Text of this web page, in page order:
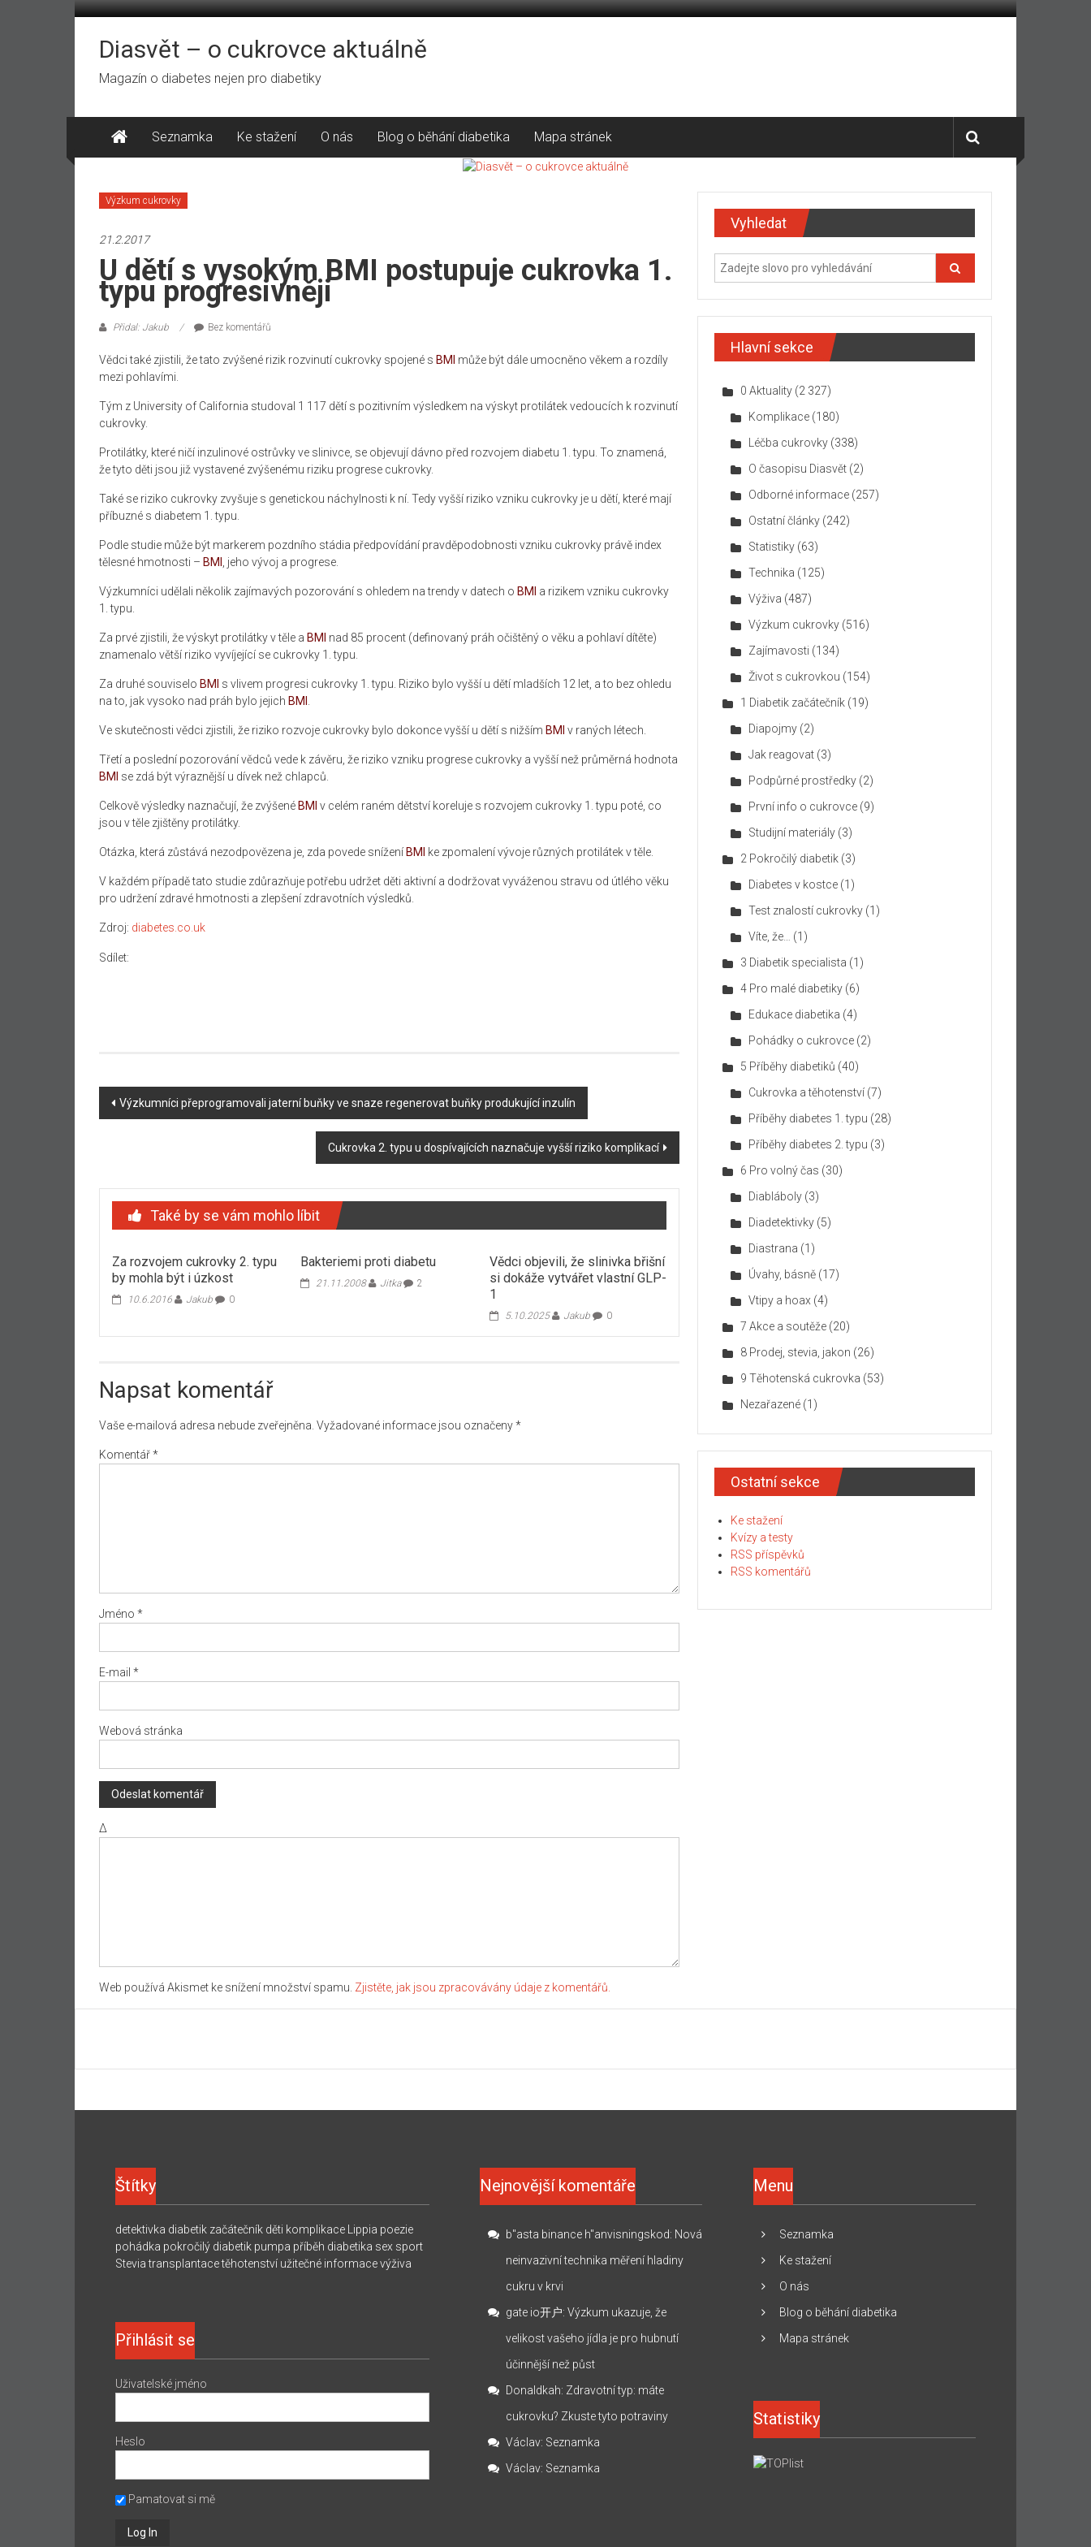
Přeskočit
obsahDiasvět – o cukrovce aktuálně
Magazín o diabetes nejen pro diabetiky
Seznamka Ke stažení O nás Blog o běhání diabetika Mapa stránek
Výzkum cukrovky
21.2.2017
U dětí s vysokým BMI postupuje cukrovka 1.
typu progresivněji
Přidal: Jakub Bez komentářů
Vědci také zjistili, že tato zvýšené rizik rozvinutí cukrovky spojené s BMI může být dále umocněno věkem a rozdíly
mezi pohlavími.
Tým z University of California studoval 1 117 dětí s pozitivním výsledkem na výskyt protilátek vedoucích k rozvinutí
cukrovky.
Protilátky, které ničí inzulinové ostrůvky ve slinivce, se objevují dávno před rozvojem diabetu 1. typu. To znamená,
že tyto děti jsou již vystavené zvýšenému riziku progrese cukrovky.
Také se riziko cukrovky zvyšuje s genetickou náchylnosti k ní. Tedy vyšší riziko vzniku cukrovky je u dětí, které mají
příbuzné s diabetem 1. typu.
Podle studie může být markerem pozdního stádia předpovídání pravděpodobnosti vzniku cukrovky právě index
tělesné hmotnosti – BMI , jeho vývoj a progrese.
Výzkumníci udělali několik zajímavých pozorování s ohledem na trendy v datech o BMI a rizikem vzniku cukrovky
1. typu.
Za prvé zjistili, že výskyt protilátky v těle a BMI nad 85 procent (definovaný práh očištěný o věku a pohlaví dítěte)
znamenalo větší riziko vyvíjející se cukrovky 1. typu.
Za druhé souviselo BMI s vlivem progresi cukrovky 1. typu. Riziko bylo vyšší u dětí mladších 12 let, a to bez ohledu
na to, jak vysoko nad práh bylo jejich BMI
Ve skutečnosti vědci zjistili, že riziko rozvoje cukrovky bylo dokonce vyšší u dětí s nižším BMI v raných létech.
Třetí a poslední pozorování vědců vede k závěru, že riziko vzniku progrese cukrovky a vyšší než průměrná hodnota
BMI se zdá být výraznější u dívek než chlapců.
Celkově výsledky naznačují, že zvýšené BMI v celém raném dětství koreluje s rozvojem cukrovky 1. typu poté, co
jsou v těle zjištěny protilátky.
Otázka, která zůstává nezodpovězena je, zda povede snížení BMI ke zpomalení vývoje různých protilátek v těle.
V každém případě tato studie zdůrazňuje potřebu udržet děti aktivní a dodržovat vyváženou stravu od útlého věku
pro udržení zdravé hmotnosti a zlepšení zdravotních výsledků.
Zdroj: diabetes.co.uk
Sdílet:
Navigace
Výzkumníci přeprogramovali jaterní buňky ve snaze regenerovat buňky produkující inzulín
Cukrovka 2. typu u dospívajících naznačuje vyšší riziko komplikací
Také by se vám mohlo líbit
Za rozvojem cukrovky 2. typu
by mohla být i úzkost
10.6.2016 Jakub 0
Bakteriemi proti diabetu
21.11.2008 Jitka 2
Vědci objevili, že slinivka břišní
si dokáže vytvářet vlastní GLP-
1
5.10.2025 Jakub 0
Napsat komentář
Vaše e-mailová adresa nebude zveřejněna. Vyžadované informace jsou označeny*
Komentář*
Jméno *
E-mail *
Webová stránka
Δ
Web používá Akismet ke snížení množství spamu. Zjistěte, jak jsou zpracovávány údaje z komentářů.
Vyhledat
Hlavní sekce
0 Aktuality (2 327)
Komplikace (180)
Léčba cukrovky (338)
O časopisu Diasvět (2)
Odborné informace (257)
Ostatní články (242)
Statistiky (63)
Technika (125)
Výživa (487)
Výzkum cukrovky (516)
Zajímavosti (134)
Život s cukrovkou (154)
1 Diabetik začátečník (19)
Diapojmy (2)
Jak reagovat (3)
Podpůrné prostředky (2)
První info o cukrovce (9)
Studijní materiály (3)
2 Pokročilý diabetik (3)
Diabetes v kostce (1)
Test znalostí cukrovky (1)
Víte, že…
(1)
3 Diabetik specialista (1)
4 Pro malé diabetiky (6)
Edukace diabetika (4)
Pohádky o cukrovce (2)
5 Příběhy diabetiků (40)
Cukrovka a těhotenství (7)
Příběhy diabetes 1. typu (28)
Příběhy diabetes 2. typu (3)
6 Pro volný čas (30)
Diabláboly (3)
Diadetektivky (5)
Diastrana (1)
Úvahy, básně (17)
Vtipy a hoax (4)
7 Akce a soutěže (20)
8 Prodej, stevia, jakon (26)
9 Těhotenská cukrovka (53)
Nezařazené (1)
Ostatní sekce
Ke stažení
Kvízy a testy
RSS příspěvků
RSS komentářů
Štítky
detektivka diabetik začátečník děti komplikace Lippia poezie
pohádka pokročilý diabetik pumpa příběh diabetika sex sport
Stevia transplantace těhotenství užitečné informace výživa
Přihlásit se
Uživatelské jméno
Heslo
Pamatovat si mě
Nejnovější komentáře
b"asta binance h"anvisningskod: Nová
neinvazivní technika měření hladiny
cukru v krvi
gate io开户:Výzkum ukazuje, že
velikost vašeho jídla je pro hubnutí
účinnější než půst
Donaldkah: Zdravotní typ: máte
cukrovku? Zkuste tyto potraviny
Václav: Seznamka
Václav: Seznamka
Menu
Seznamka
Ke stažení
O nás
Blog o běhání diabetika
Mapa stránek
Statistiky